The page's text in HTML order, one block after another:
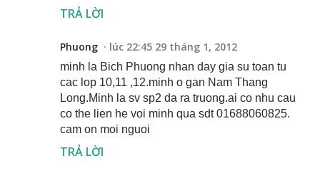
TRẢ LỜI
Phuong lúc 22:45 29 tháng 1, 2012
minh la Bich Phuong nhan day gia su toan tu
cac lop 10,11 ,12.minh o gan Nam Thang
Long.Minh la sv sp2 da ra truong.ai co nhu cau
co the lien he voi minh qua sdt 01688060825.
cam on moi nguoi
TRẢ LỜI